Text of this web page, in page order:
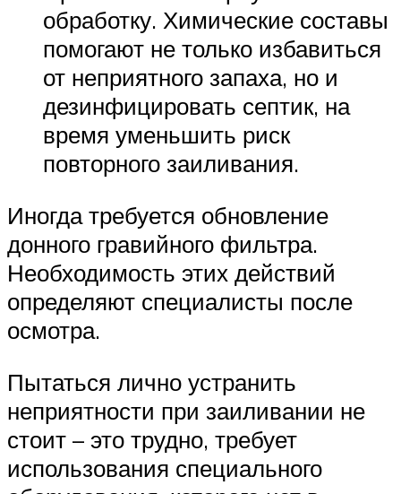
обработку. Химические составы
помогают не только избавиться
от неприятного запаха, но и
дезинфицировать септик, на
время уменьшить риск
повторного заиливания.
Иногда требуется обновление
донного гравийного фильтра.
Необходимость этих действий
определяют специалисты после
осмотра.
Пытаться лично устранить
неприятности при заиливании не
стоит – это трудно, требует
использования специального